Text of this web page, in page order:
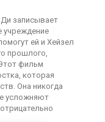
записывает
учреждение
ей и Хейзел
прошлого,
фильм
которая
Она никогда
усложняют